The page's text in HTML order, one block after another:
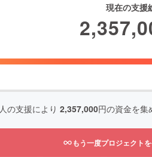
現在の支援
人の支援により 2,357,000円の資金を集
もう一度プロジェクト